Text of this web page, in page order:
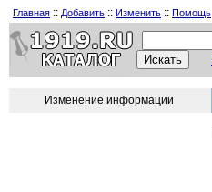
Главная :: Добавить :: Изменить :: Помощь
Изменение информации